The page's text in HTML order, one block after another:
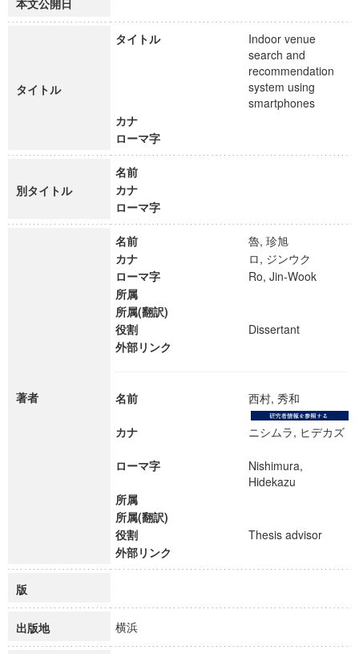
本文公開日
タイトル
タイトル
Indoor venue
search and
recommendation
system using
smartphones
カナ
ローマ字
別タイトル
名前
カナ
ローマ字
著者
名前
魯, 珍旭
カナ
ロ, ジンウク
ローマ字
Ro, Jin-Wook
所属
所属(翻訳)
役割
Dissertant
外部リンク
名前 西村, 秀和
カナ ニシムラ, ヒデカズ
ローマ字
Nishimura,
Hidekazu
所属
所属(翻訳)
役割
Thesis advisor
外部リンク
版
出版地 横浜